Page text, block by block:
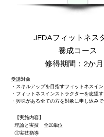
JFDAフィットネス
養成コース
修得期間：2か月
受講対象
・スキルアップを目指すフィットネスイ
・フィットネスインストラクターを志望
・興味がある全ての方を対象に申し込み
【実施内容】
理論と実技 全20単位
①実技指導